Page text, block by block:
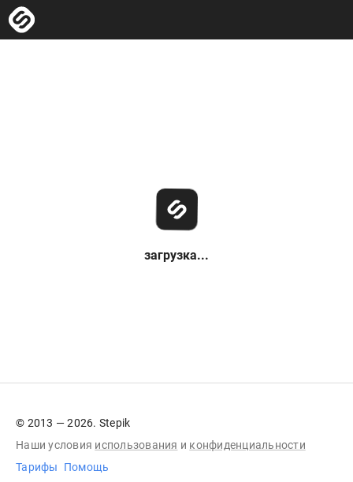
загрузка...
© 2013 — 2026. Stepik
Наши условия использования и конфиденциальности
Тарифы
Помощь